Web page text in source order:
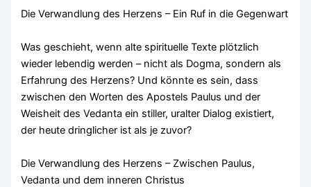
Die Verwandlung des Herzens – Ein Ruf in die Gegenwart
Was geschieht, wenn alte spirituelle Texte plötzlich
wieder lebendig werden – nicht als Dogma, sondern als
Erfahrung des Herzens? Und könnte es sein, dass
zwischen den Worten des Apostels Paulus und der
Weisheit des Vedanta ein stiller, uralter Dialog existiert,
der heute dringlicher ist als je zuvor?
Die Verwandlung des Herzens – Zwischen Paulus,
Vedanta und dem inneren Christus